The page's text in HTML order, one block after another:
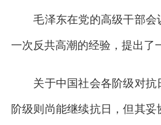
毛泽东在党的高级干部会议
一次反共高潮的经验，提出了
关于中国社会各阶级对抗日
阶级则尚能继续抗日，但其